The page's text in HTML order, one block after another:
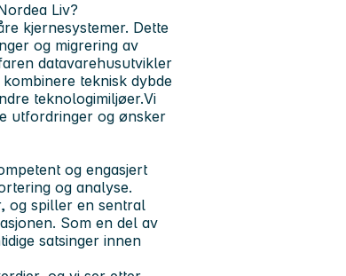
Liv?
kjernesystemer. Dette
og migrering av
datavarehusutvikler
teknisk dybde
teknologimiljøer.Vi
utfordringer og ønsker
og engasjert
og analyse.
og spiller en sentral
Som en del av
satsinger innen